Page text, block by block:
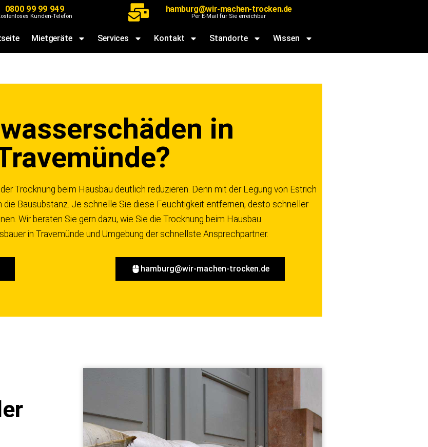
0800 99 99 949
Kunden-Telefon
hamburg@wir-machen-trocken.de
Per E-Mail für Sie erreichbar
Mietgeräte Services Kontakt Standorte Wissen
in
Trocknung beim Hausbau deutlich reduzieren. Denn mit der Legung von Estrich
die Bausubstanz. Je schnelle Sie diese Feuchtigkeit entfernen, desto schneller
Wir beraten Sie gern dazu, wie Sie die Trocknung beim Hausbau
in Travemünde und Umgebung der schnellste Ansprechpartner.
hamburg@wir-machen-trocken.de